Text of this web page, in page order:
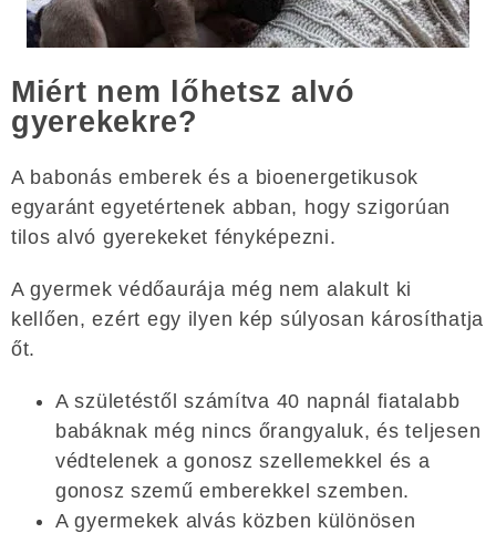
Miért nem lőhetsz alvó
gyerekekre?
A babonás emberek és a bioenergetikusok
egyaránt egyetértenek abban, hogy szigorúan
tilos alvó gyerekeket fényképezni.
A gyermek védőaurája még nem alakult ki
kellően, ezért egy ilyen kép súlyosan károsíthatja
őt.
A születéstől számítva 40 napnál fiatalabb
babáknak még nincs őrangyaluk, és teljesen
védtelenek a gonosz szellemekkel és a
gonosz szemű emberekkel szemben.
A gyermekek alvás közben különösen